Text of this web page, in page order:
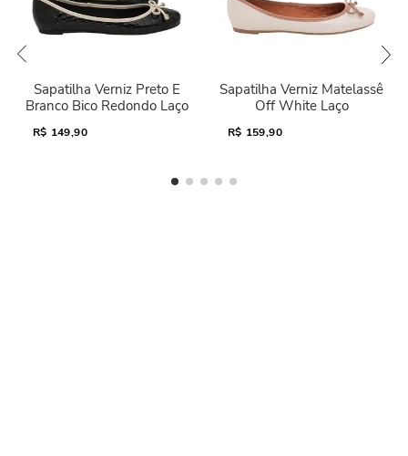
Sapatilha Verniz Preto E
Branco Bico Redondo Laço
R$ 149,90
Sapatilha Verniz Matelassê
Off White Laço
R$ 159,90